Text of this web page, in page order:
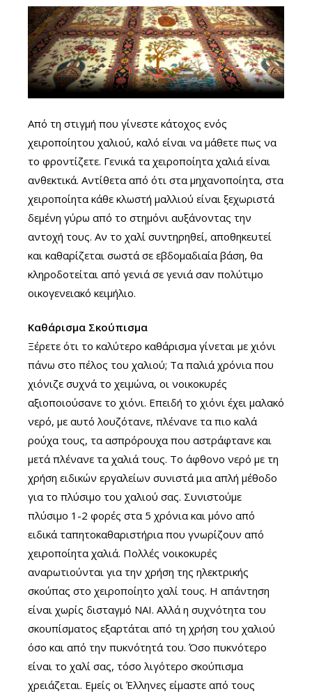
Από τη στιγμή που γίνεστε κάτοχος ενός
χειροποίητου χαλιού, καλό είναι να μάθετε πως να
το φροντίζετε. Γενικά τα χειροποίητα χαλιά είναι
ανθεκτικά. Αντίθετα από ότι στα μηχανοποίητα, στα
χειροποίητα κάθε κλωστή μαλλιού είναι ξεχωριστά
δεμένη γύρω από το στημόνι αυξάνοντας την
αντοχή τους. Αν το χαλί συντηρηθεί, αποθηκευτεί
και καθαρίζεται σωστά σε εβδομαδιαία βάση, θα
κληροδοτείται από γενιά σε γενιά σαν πολύτιμο
οικογενειακό κειμήλιο.
Καθάρισμα Σκούπισμα
Ξέρετε ότι το καλύτερο καθάρισμα γίνεται με χιόνι
πάνω στο πέλος του χαλιού; Τα παλιά χρόνια που
χιόνιζε συχνά το χειμώνα, οι νοικοκυρές
αξιοποιούσανε το χιόνι. Επειδή το χιόνι έχει μαλακό
νερό, με αυτό λουζότανε, πλένανε τα πιο καλά
ρούχα τους, τα ασπρόρουχα που αστράφτανε και
μετά πλένανε τα χαλιά τους. Το άφθονο νερό με τη
χρήση ειδικών εργαλείων συνιστά μια απλή μέθοδο
για το πλύσιμο του χαλιού σας. Συνιστούμε
πλύσιμο 1-2 φορές στα 5 χρόνια και μόνο από
ειδικά ταπητοκαθαριστήρια που γνωρίζουν από
χειροποίητα χαλιά. Πολλές νοικοκυρές
αναρωτιούνται για την χρήση της ηλεκτρικής
σκούπας στο χειροποίητο χαλί τους. Η απάντηση
είναι χωρίς δισταγμό ΝΑΙ. Αλλά η συχνότητα του
σκουπίσματος εξαρτάται από τη χρήση του χαλιού
όσο και από την πυκνότητά του. Όσο πυκνότερο
είναι το χαλί σας, τόσο λιγότερο σκούπισμα
χρειάζεται. Εμείς οι Έλληνες είμαστε από τους